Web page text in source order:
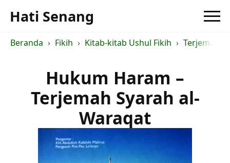
Hati Senang
Beranda Fikih Kitab-kitab Ushul Fikih Terjemah
Hukum Haram –
Terjemah Syarah al-
Waraqat